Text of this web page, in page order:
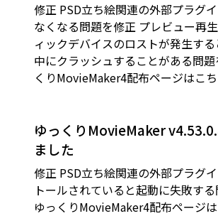
修正 PSD立ち絵関連の外部プラグ
なくなる問題を修正 プレビュー再
ィックデバイスのロストが発生す
中にクラッシュすることがある問
くりMovieMaker4配布ページはこ
ゆっくりMovieMaker
ました
修正 PSD立ち絵関連の外部プラグ
トールされていると起動に失敗す
ゆっくりMovieMaker4配布ページ